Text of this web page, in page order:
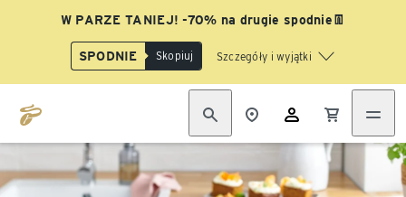
W PARZE TANIEJ! -70% na drugie spodnie👖
SPODNIE Skopiuj Szczegóły i wyjątki